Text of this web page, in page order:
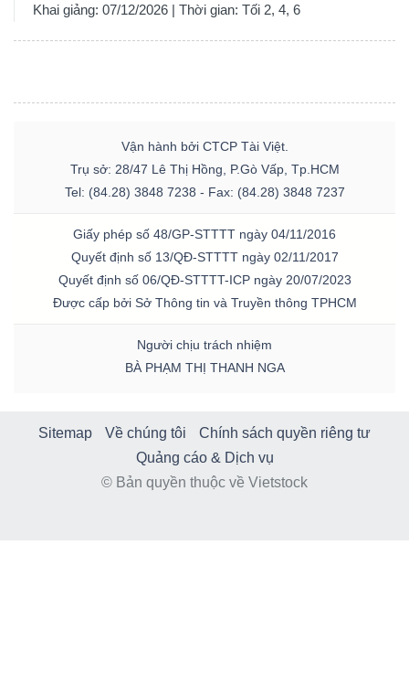
Khai giảng: 07/12/2026 | Thời gian: Tối 2, 4, 6
Vận hành bởi CTCP Tài Việt.
Trụ sở: 28/47 Lê Thị Hồng, P.Gò Vấp, Tp.HCM
Tel: (84.28) 3848 7238 - Fax: (84.28) 3848 7237
Giấy phép số 48/GP-STTTT ngày 04/11/2016
Quyết định số 13/QĐ-STTTT ngày 02/11/2017
Quyết định số 06/QĐ-STTTT-ICP ngày 20/07/2023
Được cấp bởi Sở Thông tin và Truyền thông TPHCM
Người chịu trách nhiệm
BÀ PHẠM THỊ THANH NGA
Sitemap Về chúng tôi
Chính sách quyền riêng tư
Quảng cáo & Dịch vụ
© Bản quyền thuộc về Vietstock